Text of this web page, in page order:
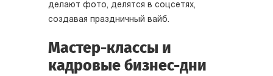
делают фото, делятся в соцсетях,
создавая праздничный вайб.
Мастер-классы и
кадровые бизнес-дни